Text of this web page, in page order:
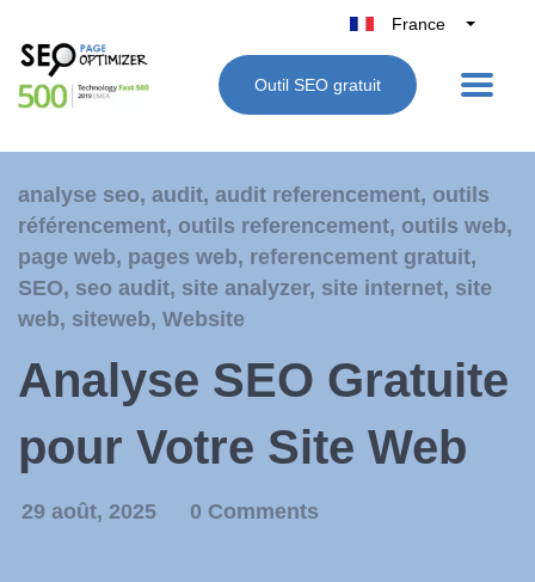
France
Belgique
België
UK
España
Italie
Outil SEO gratuit
analyse seo, audit, audit referencement, outils
référencement, outils referencement, outils web,
page web, pages web, referencement gratuit,
SEO, seo audit, site analyzer, site internet, site
web, siteweb, Website
Analyse SEO Gratuite
pour Votre Site Web
29 août, 2025 0 Comments